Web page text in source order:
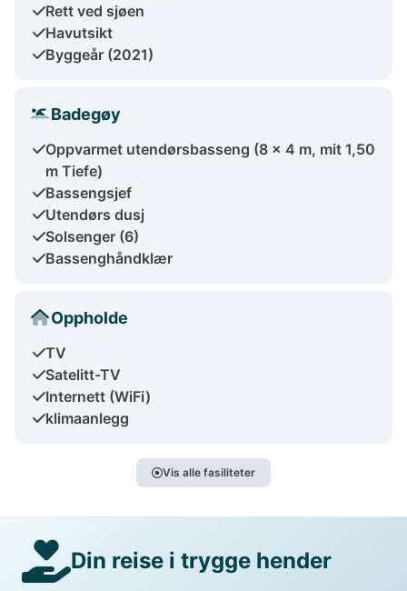
Rett ved sjøen
Havutsikt
Byggeår (2021)
Badegøy
Oppvarmet utendørsbasseng (8 x 4 m, mit 1,50
m Tiefe)
Bassengsjef
Utendørs dusj
Solsenger (6)
Bassenghåndklær
Oppholde
TV
Satelitt-TV
Internett (WiFi)
klimaanlegg
Vis alle fasiliteter
Din reise i trygge hender